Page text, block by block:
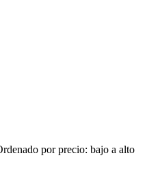
por precio: bajo a alto